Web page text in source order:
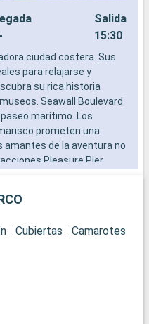
Salida
15:30
ciudad costera. Sus
para relajarse y
su rica historia
Seawall Boulevard
marítimo. Los
prometen una
amantes de la aventura no
Pleasure Pier.
Cubiertas Camarotes